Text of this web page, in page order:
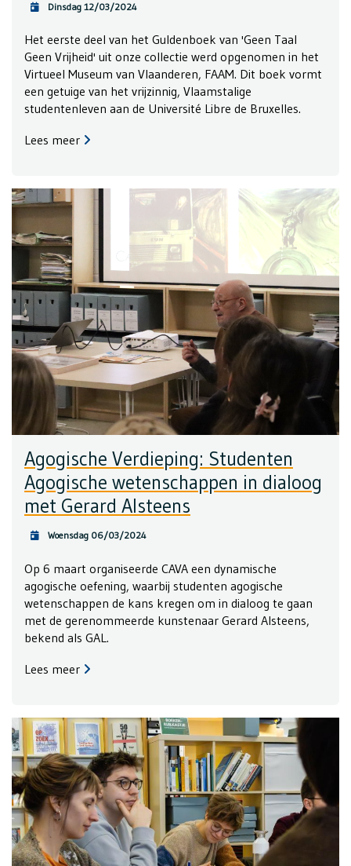
Dinsdag 12/03/2024
Het eerste deel van het Guldenboek van 'Geen Taal
Geen Vrijheid' uit onze collectie werd opgenomen in het
Virtueel Museum van Vlaanderen, FAAM. Dit boek vormt
een getuige van het vrijzinnig, Vlaamstalige
studentenleven aan de Université Libre de Bruxelles.
Lees meer
Agogische Verdieping: Studenten
Agogische wetenschappen in dialoog
met Gerard Alsteens
Woensdag 06/03/2024
Op 6 maart organiseerde CAVA een dynamische
agogische oefening, waarbij studenten agogische
wetenschappen de kans kregen om in dialoog te gaan
met de gerenommeerde kunstenaar Gerard Alsteens,
bekend als GAL.
Lees meer